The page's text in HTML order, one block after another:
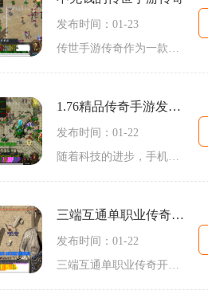
发布时间：01-23
传世手游传奇作为一款非常经典的游戏，在无数的玩家中都有着很高的人气。而越来越多的玩家开始关注不充钱的传世手游传奇。不充钱的传世手游传奇具体是怎样的呢？下面就为大家
1.76精品传奇手游发布网
发布时间：01-22
随着科技的进步，手机游戏已经成为了人们生活中的重要组成部分。而在众多的手机游戏中，传奇游戏一直备受玩家们的喜爱。今天我们要为大家介绍一款备受瞩目的传奇手游——76精品
三端互通单职业传奇开服网站
发布时间：01-22
三端互通单职业传奇开服网站是一个专门提供传奇游戏的平台，它将传奇游戏与2D游戏、角色扮演、万人在线等元素相结合，为玩家们打造了一个沉浸式的游戏世界。在这个传奇的世界里